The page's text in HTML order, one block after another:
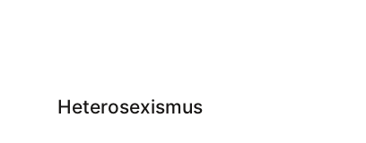
Heterosexismus